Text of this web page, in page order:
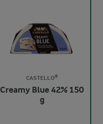
CASTELLO®
Creamy Blue 42% 150
g